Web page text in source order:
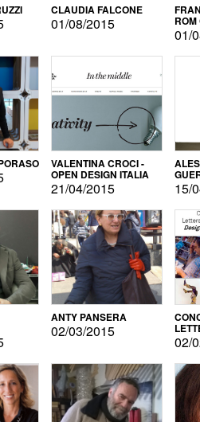
CLAUDIA FALCONE
01/08/2015
01/
VALENTINA CROCI -
OPEN DESIGN ITALIA
21/04/2015 15/
ANTY PANSERA
02/03/2015
02/